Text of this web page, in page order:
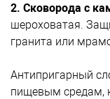
2. Сковорода с
шероховатая.
гранита или
Антипригарный
пищевым средам,